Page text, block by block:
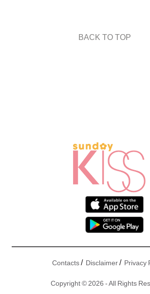
BACK TO TOP
Contacts/ Disclaimer/ Privacy
Copyright © 2026 - All Rights